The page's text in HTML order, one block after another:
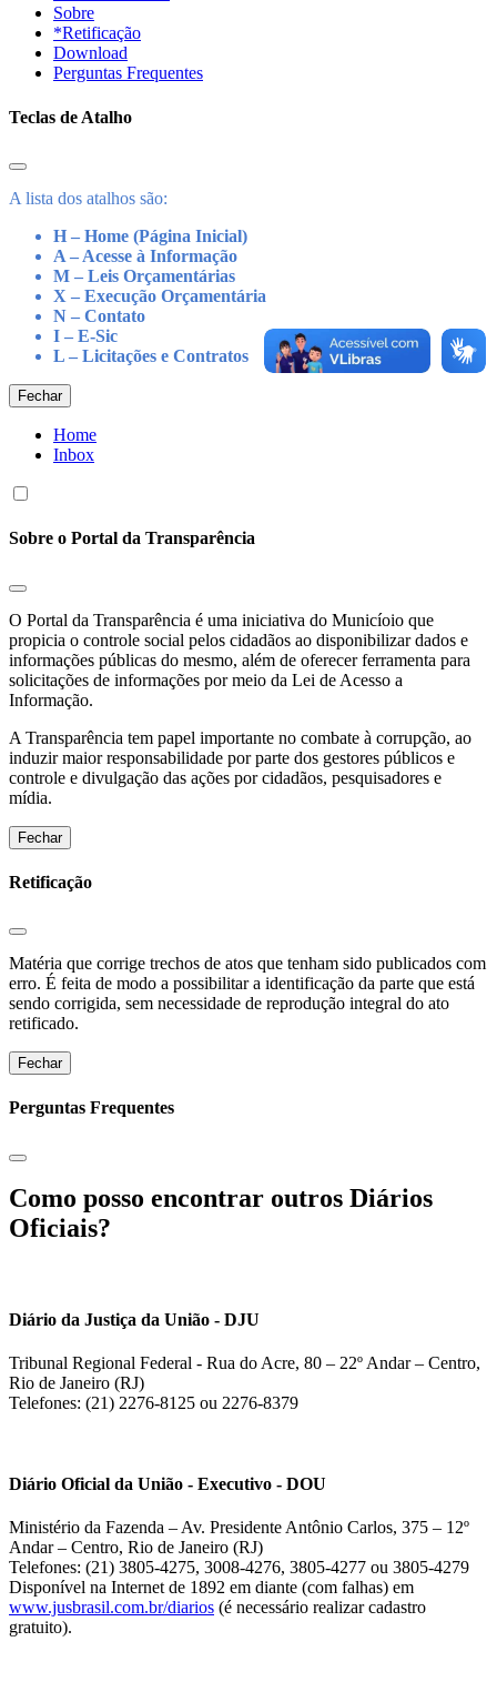
Sobre
*Retificação
Download
Perguntas Frequentes
Teclas de Atalho
A lista dos atalhos são:
H – Home (Página Inicial)
A – Acesse à Informação
M – Leis Orçamentárias
X – Execução Orçamentária
N – Contato
I – E-Sic
L – Licitações e Contratos
Fechar
Home
Inbox
Sobre o Portal da Transparência
O Portal da Transparência é uma iniciativa do Municíoio que
propicia o controle social pelos cidadãos ao disponibilizar dados e
informações públicas do mesmo, além de oferecer ferramenta para
solicitações de informações por meio da Lei de Acesso a
Informação.
A Transparência tem papel importante no combate à corrupção, ao
induzir maior responsabilidade por parte dos gestores públicos e
controle e divulgação das ações por cidadãos, pesquisadores e
mídia.
Fechar
Retificação
Matéria que corrige trechos de atos que tenham sido publicados com
erro. É feita de modo a possibilitar a identificação da parte que está
sendo corrigida, sem necessidade de reprodução integral do ato
retificado.
Fechar
Perguntas Frequentes
Como posso encontrar outros Diários
Oficiais?
Diário da Justiça da União - DJU
Tribunal Regional Federal - Rua do Acre, 80 – 22º Andar – Centro,
Rio de Janeiro (RJ)
Telefones: (21) 2276-8125 ou 2276-8379
Diário Oficial da União - Executivo - DOU
Ministério da Fazenda – Av. Presidente Antônio Carlos, 375 – 12º
Andar – Centro, Rio de Janeiro (RJ)
Telefones: (21) 3805-4275, 3008-4276, 3805-4277 ou 3805-4279
Disponível na Internet de 1892 em diante (com falhas) em
www.jusbrasil.com.br/diarios (é necessário realizar cadastro
gratuito).